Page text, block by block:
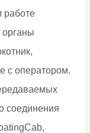
работе
органы
с оператором.
соединения